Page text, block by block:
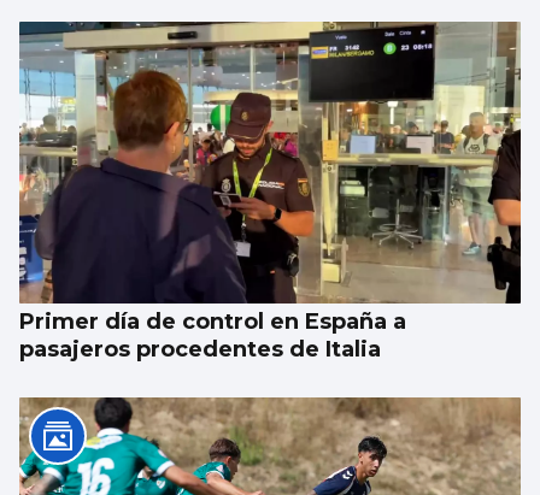
Primer día de control en España a
pasajeros procedentes de Italia